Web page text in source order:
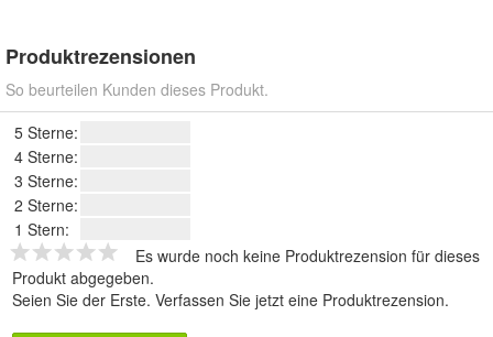
Produktrezensionen
So beurteilen Kunden dieses Produkt.
5 Sterne:
4 Sterne:
3 Sterne:
2 Sterne:
1 Stern:
Es wurde noch keine Produktrezension für dieses
Produkt abgegeben.
Seien Sie der Erste. Verfassen Sie jetzt eine Produktrezension.